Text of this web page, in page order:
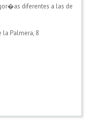
diferentes a las de
la Palmera, 8